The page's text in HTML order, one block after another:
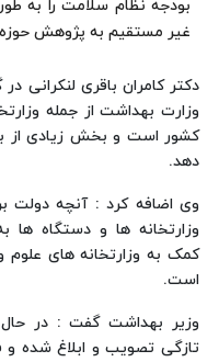
بودجه نظام سلامت را به
غیر مستقیم به پژوهش
دکتر کامران باقری لنکرانی
وزارت بهداشت از جمله
کشور است و بخش زیادی از
دهد.
وزارتخانه ها و دستگاه
کمک به وزارتخانه های
است.
وزیر بهداشت گفت : در
تازگی تصویب و ابلاغ شده